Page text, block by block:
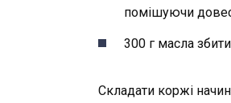
помішуючи
300 г масла
Складати коржі